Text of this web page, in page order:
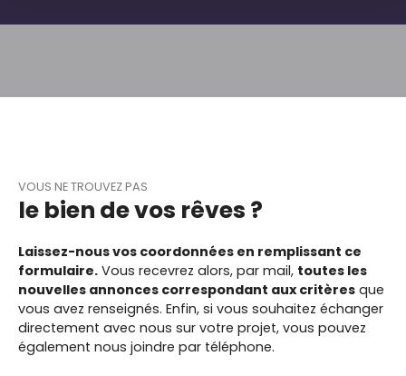
VOUS NE TROUVEZ PAS
le bien de vos rêves ?
Laissez-nous vos coordonnées en remplissant ce
formulaire. Vous recevrez alors, par mail, toutes les
nouvelles annonces correspondant aux critères que
vous avez renseignés. Enfin, si vous souhaitez échanger
directement avec nous sur votre projet, vous pouvez
également nous joindre par téléphone.